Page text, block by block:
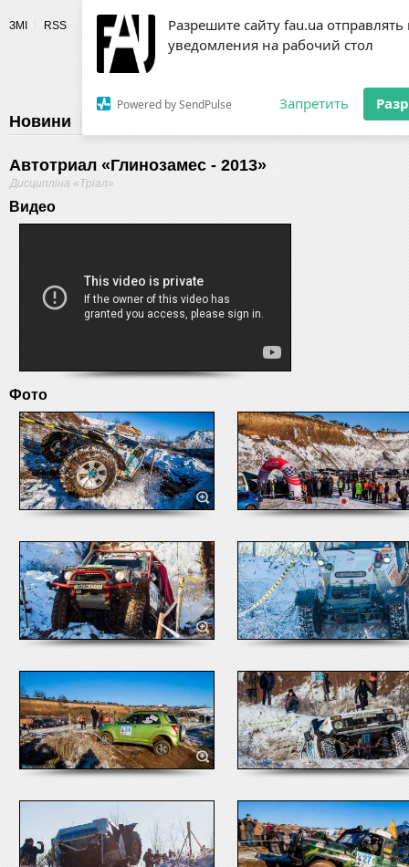
Разрешите сайту fau.ua отправлять
уведомления на рабочий стол
Powered by SendPulse Запретить
ЗМІ RSS
Новини Календар
Автотриал «Глинозамес - 2013»
Дисципліна «Тріал»
Видео
Фото